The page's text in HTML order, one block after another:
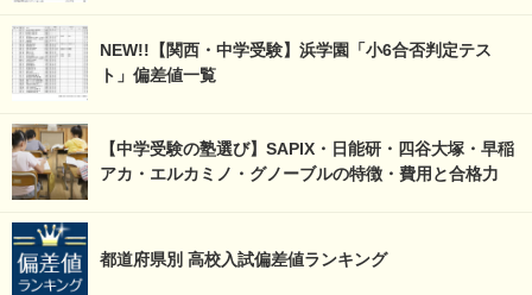
NEW!!【関西・中学受験】浜学園「小6合否判定テス
ト」偏差値一覧
【中学受験の塾選び】SAPIX・日能研・四谷大塚・早稲
アカ・エルカミノ・グノーブルの特徴・費用と合格力
都道府県別 高校入試偏差値ランキング